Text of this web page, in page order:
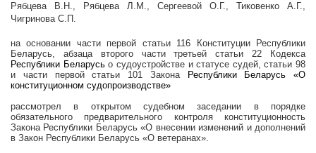
Рябцева В.Н., Рябцева Л.М., Сергеевой О.Г., Тиковенко А.Г.,
Чигринова С.П.
на основании части первой статьи 116 Конституции Республики
Беларусь, абзаца второго части третьей статьи 22 Кодекса
Республики Беларусьо судоустройстве и статусе судей, статьи 98
и части первой статьи 101 Закона
Республики Беларусь «О
конституционном судопроизводстве»
рассмотрел в открытом судебном заседании в порядке
обязательного предварительного контроля конституционность
Закона Республики Беларусь «О внесении изменений и дополнений
в Закон Республики Беларусь «О ветеранах».